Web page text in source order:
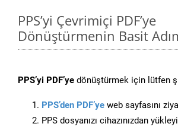
PPS’yi Çevrimiçi PDF’ye
Dönüştürmenin Basit
PPS’yi PDF’ye dönüştürmek için lütfen
PPS’den PDF’ye web sayfasını
PPS dosyanızı cihazınızdan